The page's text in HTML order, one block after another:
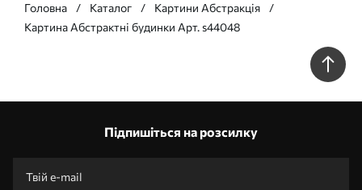
Головна Каталог
Картини Абстракція
Картина Абстрактні будинки Арт. s44048
Підпишіться на розсилку